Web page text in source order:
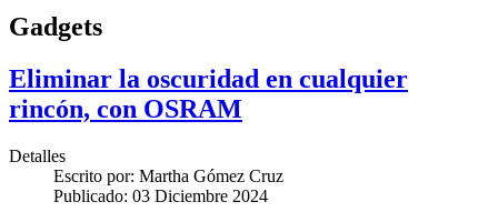
Gadgets
Eliminar la oscuridad en cualquier
rincón, con OSRAM
Detalles
Escrito por: Martha Gómez Cruz
Publicado: 03 Diciembre 2024